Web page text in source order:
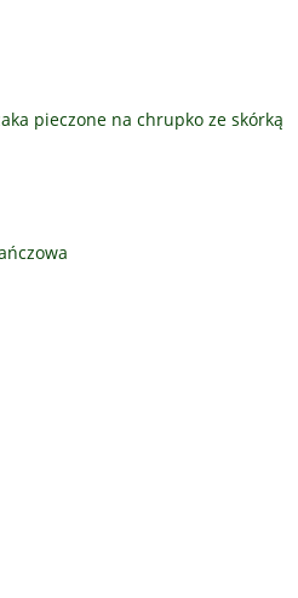
pieczone na chrupko ze skórką